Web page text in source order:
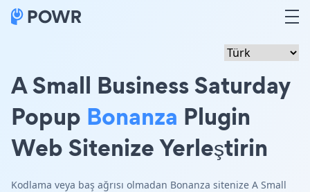
A Small Business Saturday
Popup Bonanza Plugin
Web Sitenize Yerleştirin
Kodlama veya baş ağrısı olmadan Bonanza sitenize A Small